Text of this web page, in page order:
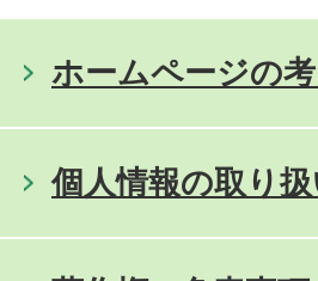
ホームページの
個人情報の取り